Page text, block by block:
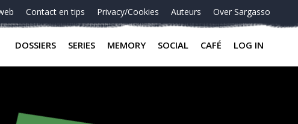
Contact en tips Privacy/Cookies Auteurs Over Sargasso
DOSSIERS SERIES MEMORY SOCIAL CAFÉ LOG IN